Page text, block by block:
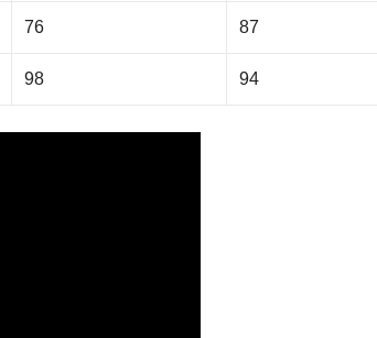
76 87
98 94